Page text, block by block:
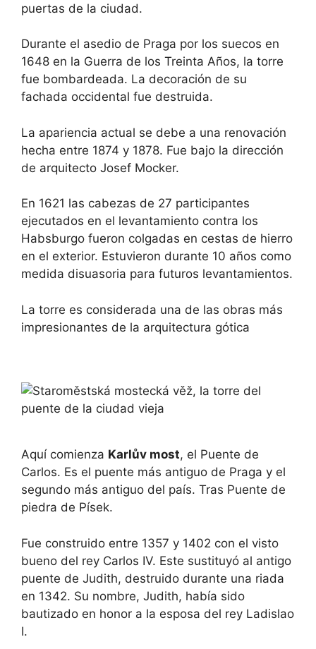
puertas de la ciudad.
Durante el asedio de Praga por los suecos en
1648 en la Guerra de los Treinta Años, la torre
fue bombardeada. La decoración de su
fachada occidental fue destruida.
La apariencia actual se debe a una renovación
hecha entre 1874 y 1878. Fue bajo la dirección
de arquitecto Josef Mocker.
En 1621 las cabezas de 27 participantes
ejecutados en el levantamiento contra los
Habsburgo fueron colgadas en cestas de hierro
en el exterior. Estuvieron durante 10 años como
medida disuasoria para futuros levantamientos.
La torre es considerada una de las obras más
impresionantes de la arquitectura gótica
Aquí comienza Karlův most, el Puente de
Carlos. Es el puente más antiguo de Praga y el
segundo más antiguo del país. Tras Puente de
piedra de Písek.
Fue construido entre 1357 y 1402 con el visto
bueno del rey Carlos IV. Este sustituyó al antigo
puente de Judith, destruido durante una riada
en 1342. Su nombre, Judith, había sido
bautizado en honor a la esposa del rey Ladislao
I.